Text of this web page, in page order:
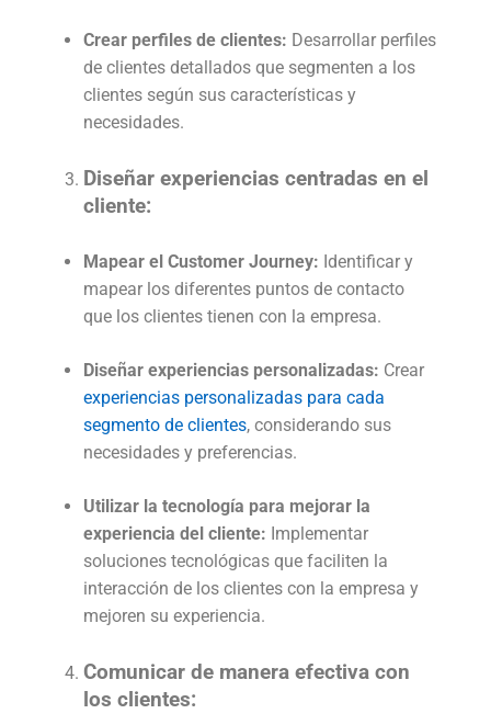
Crear perfiles de clientes: Desarrollar perfiles
de clientes detallados que segmenten a los
clientes según sus características y
necesidades.
Diseñar experiencias centradas en el
cliente:
Mapear el Customer Journey: Identificar y
mapear los diferentes puntos de contacto
que los clientes tienen con la empresa.
Diseñar experiencias personalizadas: Crear
experiencias personalizadas para cada
segmento de clientes, considerando sus
necesidades y preferencias.
Utilizar la tecnología para mejorar la
experiencia del cliente: Implementar
soluciones tecnológicas que faciliten la
interacción de los clientes con la empresa y
mejoren su experiencia.
Comunicar de manera efectiva con
los clientes: